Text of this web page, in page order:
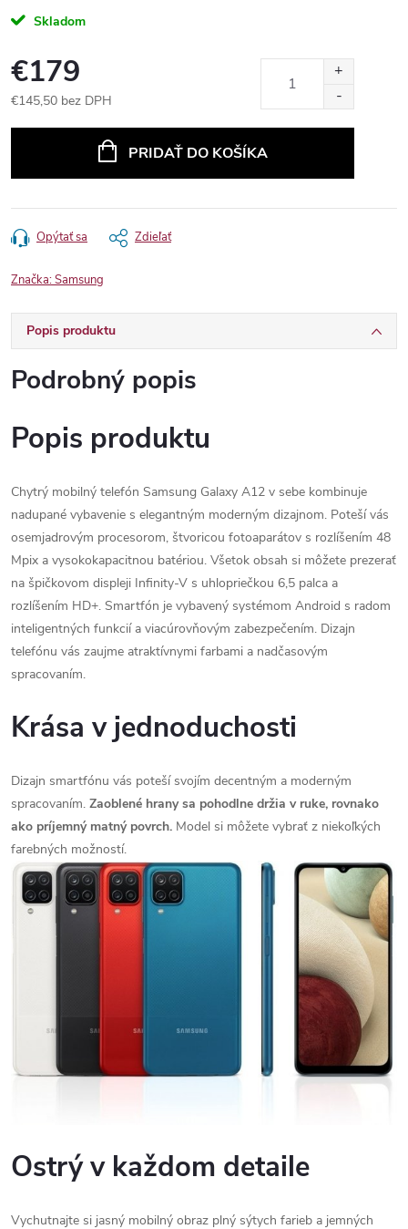
Skladom
€179
€145,50 bez DPH
PRIDAŤ DO KOŠÍKA
Opýtať sa Zdieľať
Značka:Samsung
Popis produktu
Podrobný popis
Popis produktu
Chytrý mobilný telefón Samsung Galaxy A12 v sebe kombinuje
nadupané vybavenie s elegantným moderným dizajnom. Poteší vás
osemjadrovým procesorom, štvoricou fotoaparátov s rozlíšením 48
Mpix a vysokokapacitnou batériou. Všetok obsah si môžete prezerať
na špičkovom displeji Infinity-V s uhlopriečkou 6,5 palca a
rozlíšením HD+. Smartfón je vybavený systémom Android s radom
inteligentných funkcií a viacúrovňovým zabezpečením. Dizajn
telefónu vás zaujme atraktívnymi farbami a nadčasovým
spracovaním.
Krása v jednoduchosti
Dizajn smartfónu vás poteší svojím decentným a moderným
spracovaním. Zaoblené hrany sa pohodlne držia v ruke, rovnako
ako príjemný matný povrch. Model si môžete vybrať z niekoľkých
farebných možností.
Ostrý v každom detaile
Vychutnajte si jasný mobilný obraz plný sýtych farieb a jemných